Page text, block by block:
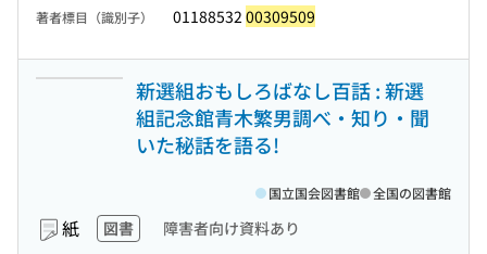
著者標目（識別子） 01188532 00309509
新選組おもしろばなし百話 : 新選
組記念館青木繁男調べ・知り・聞
いた秘話を語る!
紙 図書 障害者向け資料あり
国立国会図書館 全国の図書館